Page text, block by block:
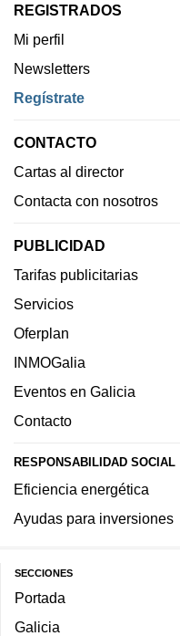
REGISTRADOS
Mi perfil
Newsletters
Regístrate
CONTACTO
Cartas al director
Contacta con nosotros
PUBLICIDAD
Tarifas publicitarias
Servicios
Oferplan
INMOGalia
Eventos en Galicia
Contacto
RESPONSABILIDAD SOCIAL
Eficiencia energética
Ayudas para inversiones
SECCIONES
Portada
Galicia